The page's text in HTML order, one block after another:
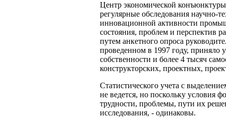
Центр экономической
регулярные обследования научно-
инновационной активности
состояния, проблем и перспектив
путем анкетного опроса
проведенном в 1997 году, приняло
собственности и более 4 тысяч
конструкторских, проектных,
Статистического учета с
не ведется, но поскольку условия
трудности, проблемы, пути их
исследования, - одинаковы.